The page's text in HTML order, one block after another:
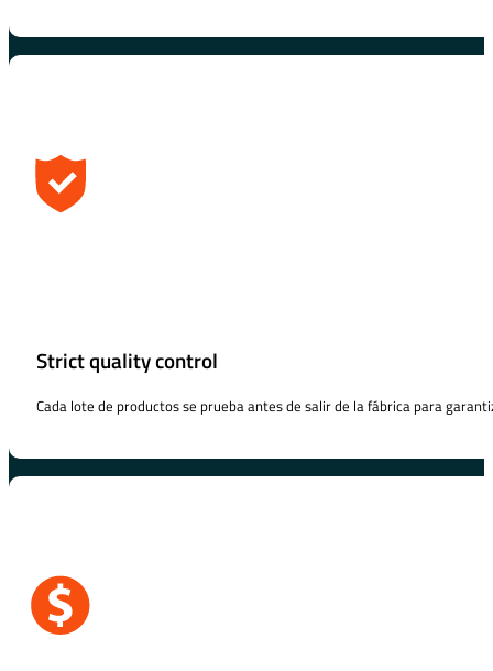
Strict quality control
Cada lote de productos se prueba antes de salir de la fábrica para